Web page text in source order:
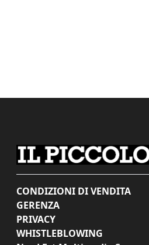
CONDIZIONI DI VENDITA
GERENZA
PRIVACY
WHISTLEBLOWING